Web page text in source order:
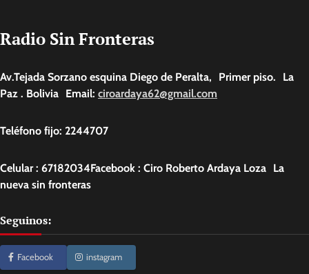
Radio Sin Fronteras
Av.Tejada Sorzano esquina Diego de Peralta, Primer piso. La
Paz . Bolivia Email: ciroardaya62@gmail.com
Teléfono fijo: 2244707
Celular : 67182034Facebook : Ciro Roberto Ardaya Loza La
nueva sin fronteras
Seguinos:
Facebook instagram